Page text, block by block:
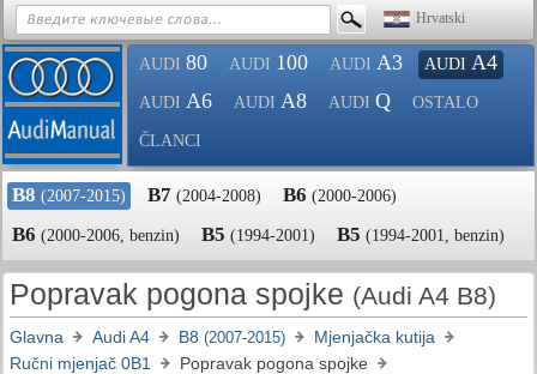
Hrvatski
AUDI 80 AUDI 100 AUDI A3 AUDI A4
AUDI A6 AUDI A8 AUDI Q OSTALO
ČLANCI
B8 (2007-2015) B7 (2004-2008) B6 (2000-2006)
B6 (2000-2006, benzin) B5 (1994-2001) B5 (1994-2001, benzin)
Popravak pogona spojke (Audi A4 B8)
Glavna Audi A4 B8 (2007-2015)
Mjenjačka kutija
Ručni mjenjač 0B1
Popravak pogona spojke